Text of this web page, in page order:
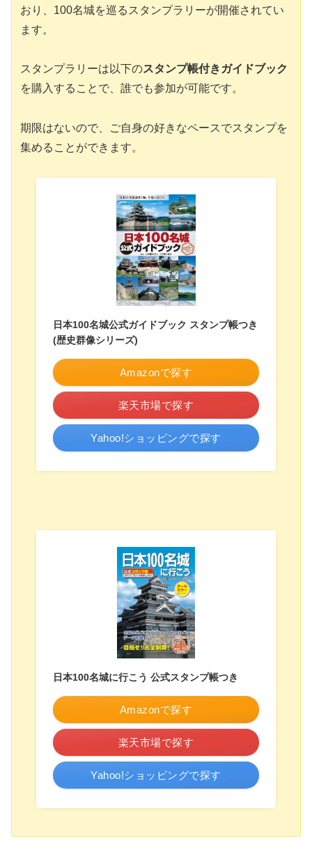
おり、100名城を巡るスタンプラリーが開催されてい
ます。
スタンプラリーは以下のスタンプ帳付きガイドブック
を購入することで、誰でも参加が可能です。
期限はないので、ご自身の好きなペースでスタンプを
集めることができます。
日本100名城公式ガイドブック スタンプ帳つき
(歴史群像シリーズ)
Amazonで探す
楽天市場で探す
Yahoo!ショッピングで探す
日本100名城に行こう 公式スタンプ帳つき
Amazonで探す
楽天市場で探す
Yahoo!ショッピングで探す